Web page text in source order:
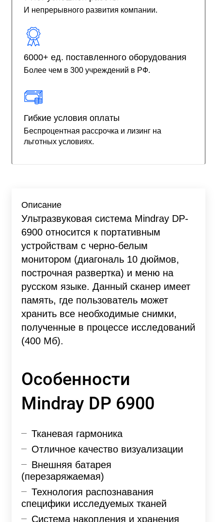
И непрерывного развития компании.
6000+ ед. поставленного оборудования
Более чем в 300 учреждений в РФ.
Гибкие условия оплаты
Беспроцентная рассрочка и лизинг на
льготных условиях.
Описание
Ультразвуковая система Mindray DP-
6900 относится к портативным
устройствам с черно-белым
монитором (диагональ 10 дюймов,
построчная развертка) и меню на
русском языке. Данный сканер имеет
память, где пользователь может
хранить все необходимые снимки,
полученные в процессе исследований
(400 Мб).
Особенности
Mindray DP 6900
Тканевая гармоника
Отличное качество визуализации
Внешняя батарея
(перезаряжаемая)
Технология распознавания
специфики исследуемых тканей
Система накопления и хранения